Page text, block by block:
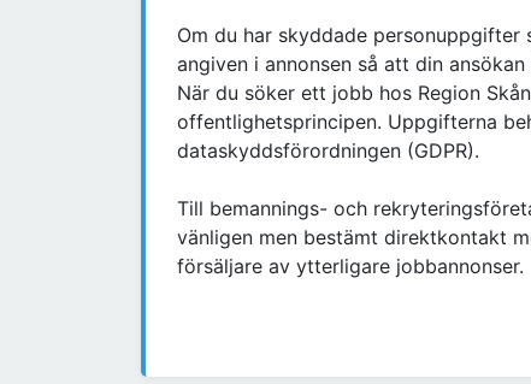
Om du har skyddade
angiven i annonsen så att din
När du söker ett jobb hos Region
offentlighetsprincipen. Uppgifterna
dataskyddsförordningen (GDPR).
Till bemannings- och
vänligen men bestämt direktkontakt
försäljare av ytterligare jobbannonser.